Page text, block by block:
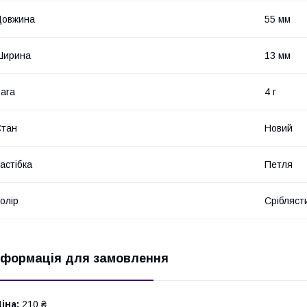
55 мм
13 мм
4 г
Новий
Петля
для замовлення
210 ₴